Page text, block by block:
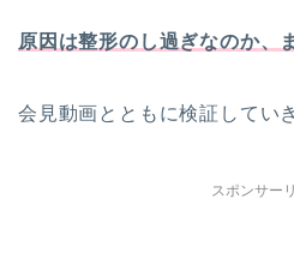
原因は整形のし過ぎなのか、
会見動画とともに検証してい
スポンサー